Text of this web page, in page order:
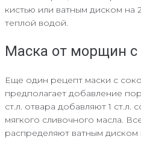
кистью или ватным диском
теплой водой.
Маска от морщин с
Еще один рецепт маски с
предполагает добавление
ст.л. отвара добавляют 1 ст.л.
мягкого сливочного масла.
распределяют ватным диском